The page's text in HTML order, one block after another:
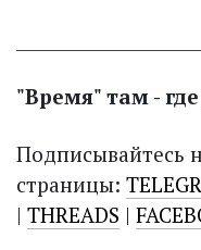
"Время" там -
Подписывайтесь
страницы:
| THREADS |